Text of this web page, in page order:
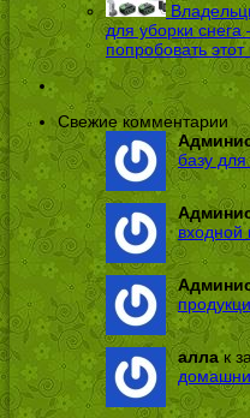
для уборки
попробовать
Свежие комментарии
базу для
входной
аллак